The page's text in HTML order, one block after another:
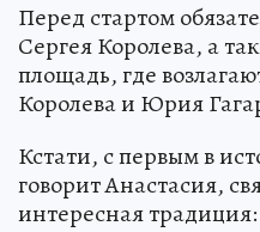
Перед стартом
Сергея Королева, а
площадь, где
Королева и Юрия
Кстати, с первым в
говорит Анастасия,
интересная традиция: